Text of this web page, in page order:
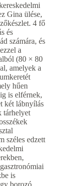
Gina ülése,
4 fő
és
számára, és
a
(80 × 80
amelyek a
hűen
is elférnek,
két lábnyílás
tárhelyet
széles edzett
is
borozó